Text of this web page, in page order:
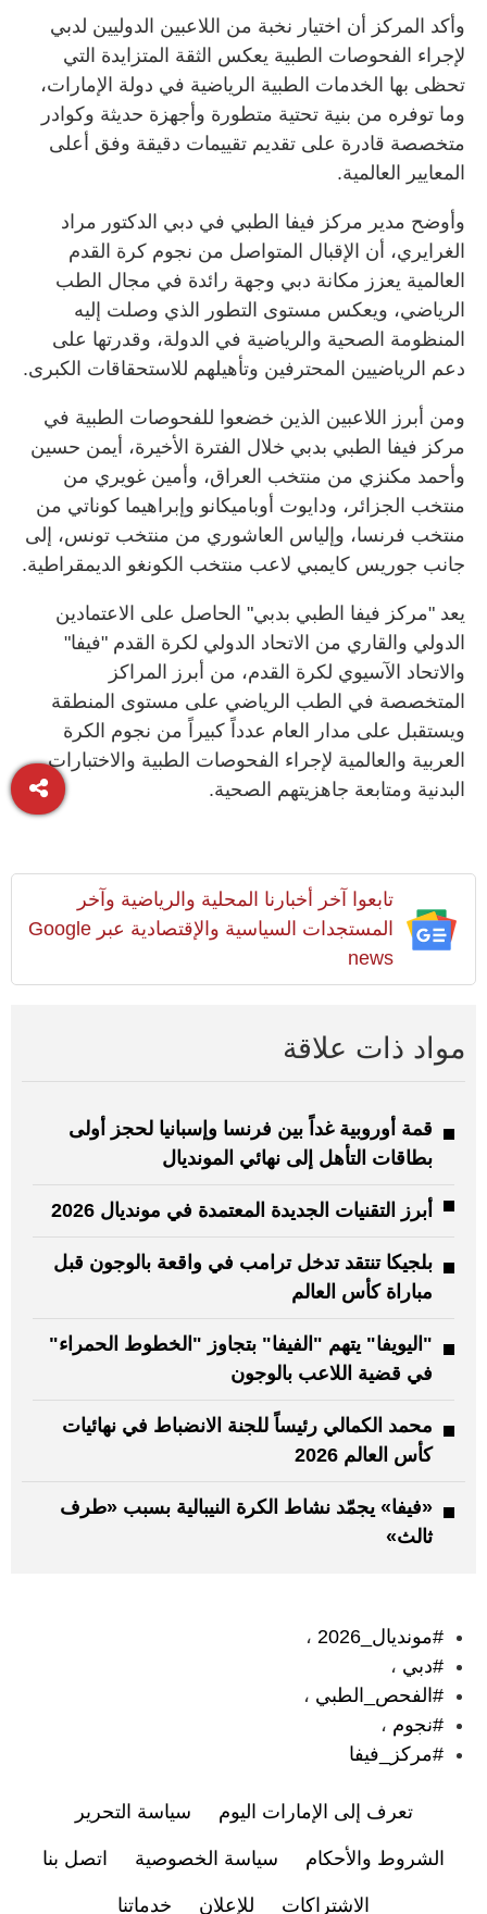
وأكد المركز أن اختيار نخبة من اللاعبين الدوليين لدبي
لإجراء الفحوصات الطبية يعكس الثقة المتزايدة التي
تحظى بها الخدمات الطبية الرياضية في دولة الإمارات،
وما توفره من بنية تحتية متطورة وأجهزة حديثة وكوادر
متخصصة قادرة على تقديم تقييمات دقيقة وفق أعلى
المعايير العالمية.
وأوضح مدير مركز فيفا الطبي في دبي الدكتور مراد
الغرايري، أن الإقبال المتواصل من نجوم كرة القدم
العالمية يعزز مكانة دبي وجهة رائدة في مجال الطب
الرياضي، ويعكس مستوى التطور الذي وصلت إليه
المنظومة الصحية والرياضية في الدولة، وقدرتها على
دعم الرياضيين المحترفين وتأهيلهم للاستحقاقات الكبرى.
ومن أبرز اللاعبين الذين خضعوا للفحوصات الطبية في
مركز فيفا الطبي بدبي خلال الفترة الأخيرة، أيمن حسين
وأحمد مكنزي من منتخب العراق، وأمين غويري من
منتخب الجزائر، ودايوت أوباميكانو وإبراهيما كوناتي من
منتخب فرنسا، وإلياس العاشوري من منتخب تونس، إلى
جانب جوريس كايمبي لاعب منتخب الكونغو الديمقراطية.
يعد "مركز فيفا الطبي بدبي" الحاصل على الاعتمادين
الدولي والقاري من الاتحاد الدولي لكرة القدم "فيفا"
والاتحاد الآسيوي لكرة القدم، من أبرز المراكز
المتخصصة في الطب الرياضي على مستوى المنطقة
ويستقبل على مدار العام عدداً كبيراً من نجوم الكرة
العربية والعالمية لإجراء الفحوصات الطبية والاختبارات
البدنية ومتابعة جاهزيتهم الصحية.
تابعوا آخر أخبارنا المحلية والرياضية وآخر
المستجدات السياسية والإقتصادية عبر Google
news
مواد ذات علاقة
قمة أوروبية غداً بين فرنسا وإسبانيا لحجز أولى
بطاقات التأهل إلى نهائي المونديال
أبرز التقنيات الجديدة المعتمدة في مونديال 2026
بلجيكا تنتقد تدخل ترامب في واقعة بالوجون قبل
مباراة كأس العالم
"اليويفا" يتهم "الفيفا" بتجاوز "الخطوط الحمراء"
في قضية اللاعب بالوجون
محمد الكمالي رئيساً للجنة الانضباط في نهائيات
كأس العالم 2026
«فيفا» يجمّد نشاط الكرة النيبالية بسبب «طرف
ثالث»
#مونديال_2026
،
#دبي ،
#الفحص_الطبي ،
#نجوم ،
#مركز_فيفا
تعرف إلى الإمارات اليوم سياسة التحرير
الشروط والأحكام سياسة الخصوصية اتصل بنا
الاشتراكات للإعلان خدماتنا